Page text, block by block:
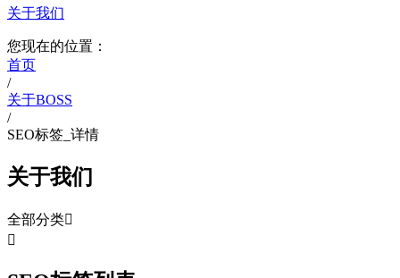
关于我们
您现在的位置：
首页
/
关于BOSS
/
SEO标签_详情
关于我们
全部分类
